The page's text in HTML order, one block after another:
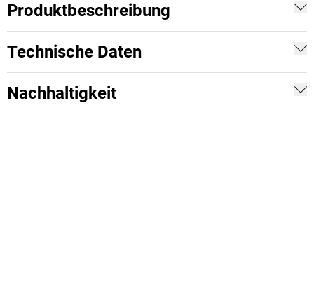
Produktbeschreibung
Technische Daten
Nachhaltigkeit